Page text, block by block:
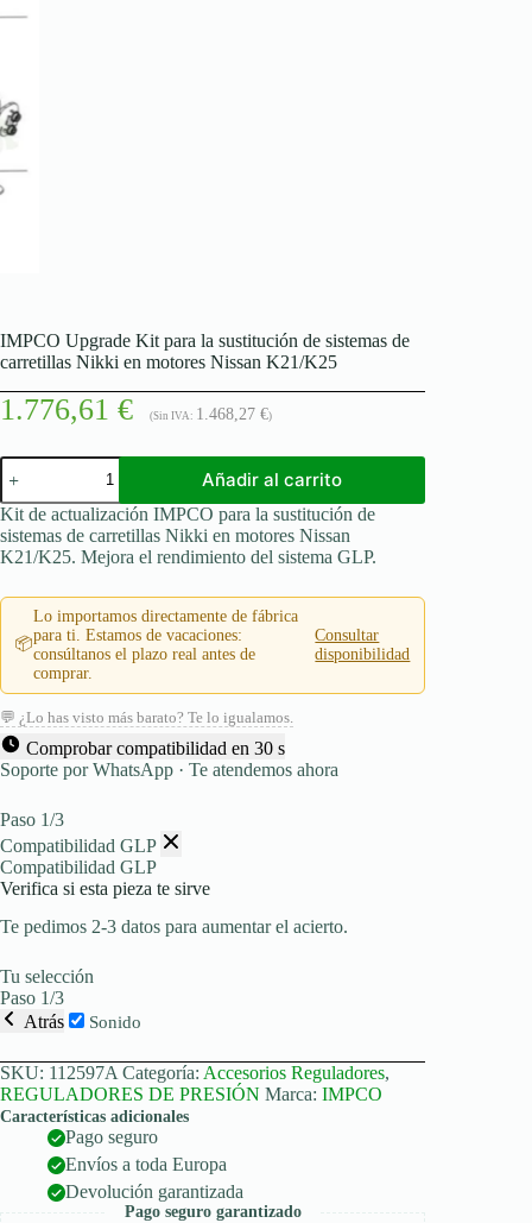
IMPCO Upgrade Kit para la sustitución de sistemas de
carretillas Nikki en motores Nissan K21/K25
1.776,61 € (Sin IVA: 1.468,27 €)
IMPCO
Upgrade
Kit
para
la
sustitución
sistemas
carretillas
Nikki
en
motores
Nissan
K21/K25
cantidad
Añadir al carrito
Kit de actualización IMPCO para la sustitución de
sistemas de carretillas Nikki en motores Nissan
K21/K25. Mejora el rendimiento del sistema GLP.
📦
Lo importamos directamente de fábrica
para ti. Estamos de vacaciones:
consúltanos el plazo real antes de
comprar.
Consultar
disponibilidad
💬 ¿Lo has visto más barato? Te lo igualamos.
Comprobar compatibilidad en 30 s
Soporte por WhatsApp · Te atendemos ahora
Paso 1/3
Compatibilidad GLP
Compatibilidad GLP
Verifica si esta pieza te sirve
Te pedimos 2-3 datos para aumentar el acierto.
Tu selección
Paso 1/3
Atrás
Sonido
SKU: 112597A Categoría: Accesorios Reguladores,
REGULADORES DE PRESIÓN Marca: IMPCO
Características adicionales
Pago seguro
Envíos a toda Europa
Devolución garantizada
Pago seguro garantizado